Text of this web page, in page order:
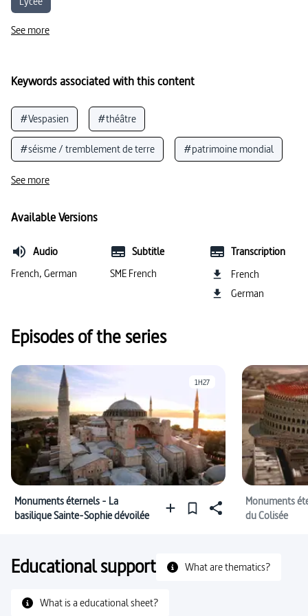
See more
Keywords associated with this content
#Vespasien #théâtre
#séisme / tremblement de terre #patrimoine mondial
#amphithéâtre
#Rome (ville)
#fouilles #analyse d’œuvre
#civilisation (Italie)
#Antiquité romaine
See more
Available Versions
Audio
French, German
Subtitle
SME French
Transcription
French
German
Episodes of the series
1H27
Monuments éternels - La
basilique Sainte-Sophie dévoilée
Monuments
du Colisée
Educational support What are thematics?
What is a educational sheet?